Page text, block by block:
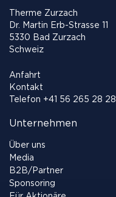
Therme Zurzach
Dr. Martin Erb-Strasse 11
5330 Bad Zurzach
Schweiz
Anfahrt
Kontakt
Telefon +41 56 265 28 28
Unternehmen
Über uns
Media
B2B/Partner
Sponsoring